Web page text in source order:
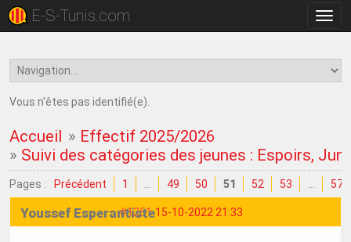
la
E-S-Tunis.com
Vous n'êtes pas identifié(e).
Accueil » Effectif 2025/2026
» Suivi des catégories des jeunes : Espoirs,
Pages : Précédent 1 49 50 51 52 53 57
#1251 15-10-2022 21:33
Youssef Esperantiste